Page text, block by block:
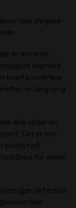
i alle stegene
er din neste
seg med
hvert konvertere
en langvarig
dine spiller en
Det er mer
positivt på
for deres
som gjør det enkelt
hele